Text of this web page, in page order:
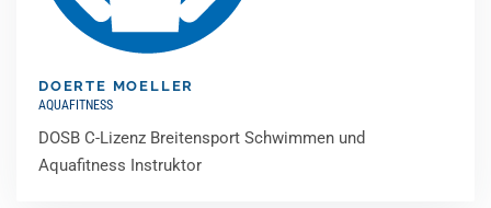
DOERTE MOELLER
AQUAFITNESS
DOSB C-Lizenz Breitensport Schwimmen und
Aquafitness Instruktor